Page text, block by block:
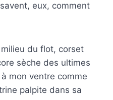
eux, comment
du flot, corset
sèche des ultimes
mon ventre comme
palpite dans sa